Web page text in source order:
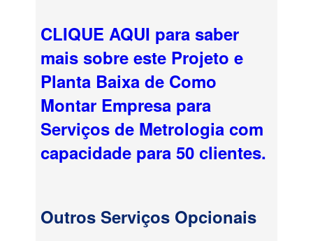
CLIQUE AQUI para saber
mais sobre este Projeto e
Planta Baixa de Como
Montar Empresa para
Serviços de Metrologia com
capacidade para 50 clientes.
Outros Serviços Opcionais